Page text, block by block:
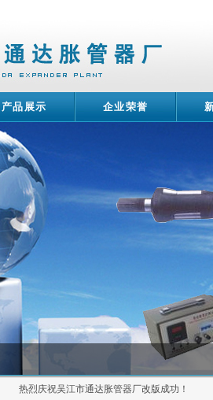
产品展示 企业荣誉
热烈庆祝吴江市通达胀管器厂改版成功！